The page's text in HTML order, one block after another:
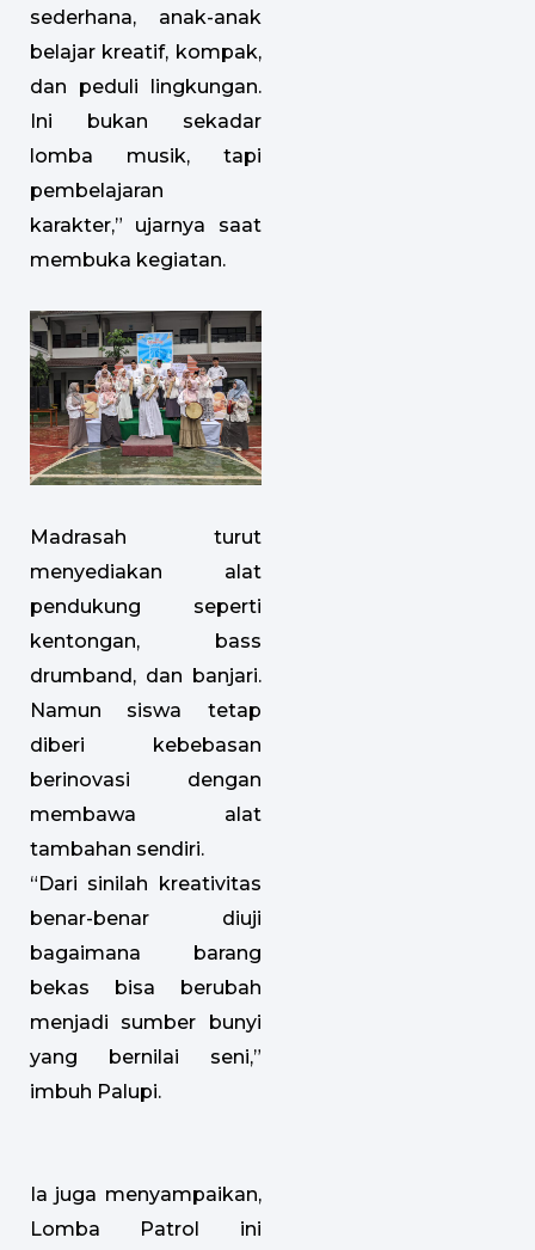
sederhana, anak-anak
belajar kreatif, kompak,
dan peduli lingkungan.
Ini bukan sekadar
lomba musik, tapi
pembelajaran
karakter,” ujarnya saat
membuka kegiatan.
Madrasah turut
menyediakan alat
pendukung seperti
kentongan, bass
drumband, dan banjari.
Namun siswa tetap
diberi kebebasan
berinovasi dengan
membawa alat
tambahan sendiri.
“Dari sinilah kreativitas
benar-benar diuji
bagaimana barang
bekas bisa berubah
menjadi sumber bunyi
yang bernilai seni,”
imbuh Palupi.
Ia juga menyampaikan,
Lomba Patrol ini